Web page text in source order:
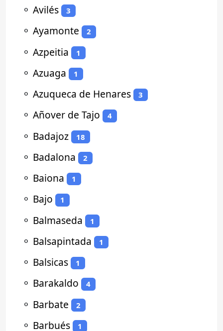
⚬ Avilés 3
⚬ Ayamonte 2
⚬ Azpeitia 1
⚬ Azuaga 1
⚬ Azuqueca de Henares 3
⚬ Añover de Tajo 4
⚬ Badajoz 18
⚬ Badalona 2
⚬ Baiona 1
⚬ Bajo 1
⚬ Balmaseda 1
⚬ Balsapintada 1
⚬ Balsicas 1
⚬ Barakaldo 4
⚬ Barbate 2
⚬ Barbués 1